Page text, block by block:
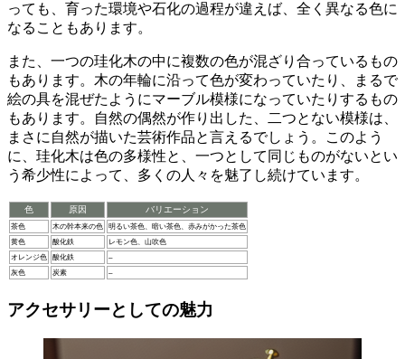
っても、育った環境や石化の過程が違えば、全く異なる色に
なることもあります。
また、一つの珪化木の中に複数の色が混ざり合っているもの
もあります。木の年輪に沿って色が変わっていたり、まるで
絵の具を混ぜたようにマーブル模様になっていたりするもの
もあります。自然の偶然が作り出した、
二つとない模様は、
まさに自然が描いた芸術作品と言えるでしょう。このよう
に、珪化木は色の多様性と、一つとして同じものがないとい
う希少性によって、多くの人々を魅了し続けています。
色 原因 バリエーション
茶色 木の幹本来の色
明るい茶色、暗い茶色、赤みがかった茶色
黄色
酸化鉄
レモン色、山吹色
オレンジ色
酸化鉄
–
灰色
炭素 –
アクセサリーとしての魅力